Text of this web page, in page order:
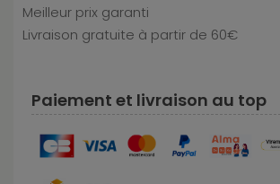
Meilleur prix garanti
Livraison gratuite à partir de 60€
Paiement et livraison au top